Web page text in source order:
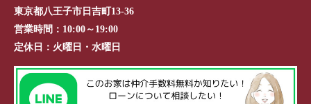
東京都八王子市日吉町13-36
営業時間： 10:00～19:00
定休日： 火曜日・水曜日